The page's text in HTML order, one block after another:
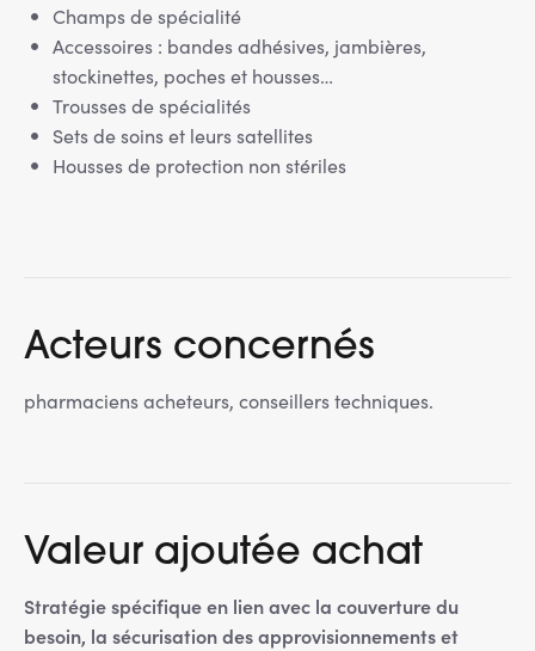
Champs de spécialité
Accessoires : bandes adhésives, jambières,
stockinettes, poches et housses…
Trousses de spécialités
Sets de soins et leurs satellites
Housses de protection non stériles
Acteurs concernés
pharmaciens acheteurs, conseillers techniques.
Valeur ajoutée achat
Stratégie spécifique en lien avec la couverture du
besoin, la sécurisation des approvisionnements et